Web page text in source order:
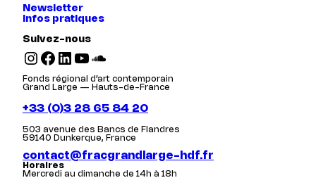
Newsletter
Infos pratiques
Suivez-nous
Instagram Facebook LinkedIn YouTube SoundCloud
Fonds régional d’art contemporain
Grand Large — Hauts-de-France
+33 (0)3 28 65 84 20
503 avenue des Bancs de Flandres
59140 Dunkerque, France
contact@fracgrandlarge-hdf.fr
Horaires
Mercredi au dimanche de 14h à 18h